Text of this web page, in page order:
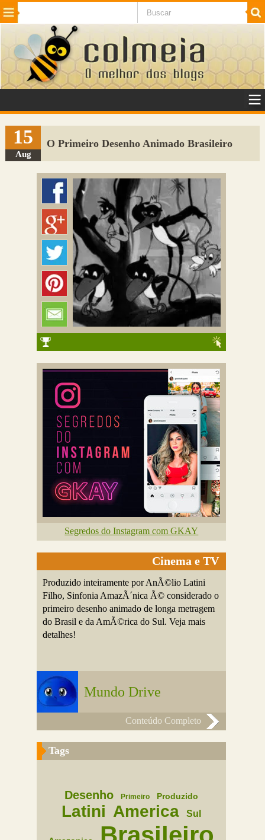
Beleza Cinema e TV
Internet Jogos NotÃ­cias SaÃºde
VeÃ­culos Adulto
Sugerir Link
Adicionar Blog
Colmeia Exchange
Perguntas Frequentes
15
Aug
O Primeiro Desenho Animado Brasileiro
Segredos do Instagram com GKAY
Cinema e TV
Produzido inteiramente por AnÃ©lio Latini
Filho, Sinfonia AmazÃ´nica Ã© considerado o
primeiro desenho animado de longa metragem
do Brasil e da AmÃ©rica do Sul. Veja mais
detalhes!
Mundo Drive
Conteúdo Completo
Tags
Desenho Primeiro Produzido
Latini America Sul